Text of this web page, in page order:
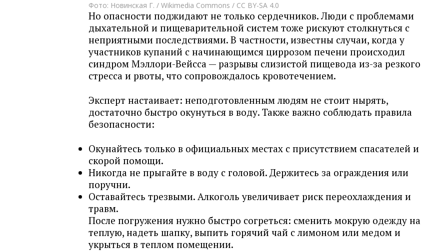
Фото: Новинская Г. / Wikimedia Commons / CC BY-SA 4.0
Но опасности поджидают не только сердечников. Люди с проблемами
дыхательной и пищеварительной систем тоже рискуют столкнуться с
неприятными последствиями. В частности, известны случаи, когда у
участников купаний с начинающимся циррозом печени происходил
синдром Мэллори-Вейсса — разрывы слизистой пищевода из-за резкого
стресса и рвоты, что сопровождалось кровотечением.
Эксперт настаивает: неподготовленным людям не стоит нырять,
достаточно быстро окунуться в воду. Также важно соблюдать правила
безопасности:
Окунайтесь только в официальных местах с присутствием спасателей и
скорой помощи.
Никогда не прыгайте в воду с головой. Держитесь за ограждения или
поручни.
Оставайтесь трезвыми. Алкоголь увеличивает риск переохлаждения и
травм.
После погружения нужно быстро согреться: сменить мокрую одежду на
теплую, надеть шапку, выпить горячий чай с лимоном или медом и
укрыться в теплом помещении.